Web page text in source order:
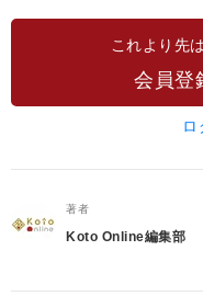
これより先
会員登
ロ
著者
Koto Online編集部